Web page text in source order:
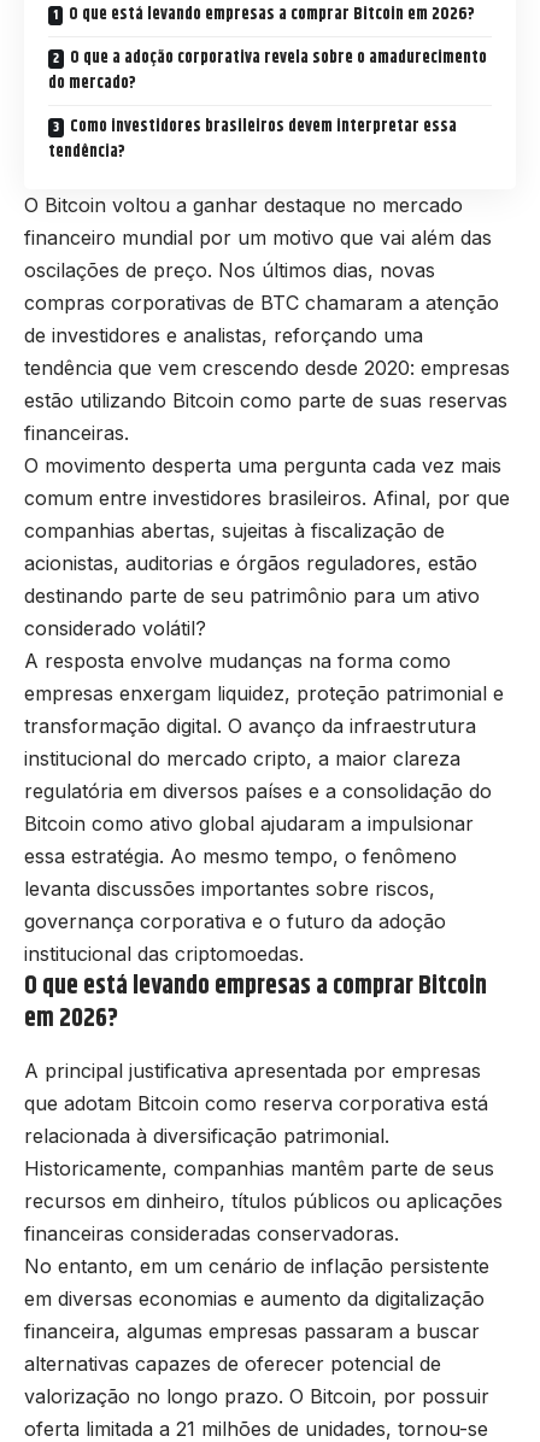
O que está levando empresas a comprar Bitcoin em 2026?
O que a adoção corporativa revela sobre o amadurecimento
do mercado?
Como investidores brasileiros devem interpretar essa
tendência?
O Bitcoin voltou a ganhar destaque no mercado
financeiro mundial por um motivo que vai além das
oscilações de preço. Nos últimos dias, novas
compras corporativas de BTC chamaram a atenção
de investidores e analistas, reforçando uma
tendência que vem crescendo desde 2020: empresas
estão utilizando Bitcoin como parte de suas reservas
financeiras.
O movimento desperta uma pergunta cada vez mais
comum entre investidores brasileiros. Afinal, por que
companhias abertas, sujeitas à fiscalização de
acionistas, auditorias e órgãos reguladores, estão
destinando parte de seu patrimônio para um ativo
considerado volátil?
A resposta envolve mudanças na forma como
empresas enxergam liquidez, proteção patrimonial e
transformação digital. O avanço da infraestrutura
institucional do mercado cripto, a maior clareza
regulatória em diversos países e a consolidação do
Bitcoin como ativo global ajudaram a impulsionar
essa estratégia. Ao mesmo tempo, o fenômeno
levanta discussões importantes sobre riscos,
governança corporativa e o futuro da adoção
institucional das criptomoedas.
O que está levando empresas a comprar Bitcoin
em 2026?
A principal justificativa apresentada por empresas
que adotam Bitcoin como reserva corporativa está
relacionada à diversificação patrimonial.
Historicamente, companhias mantêm parte de seus
recursos em dinheiro, títulos públicos ou aplicações
financeiras consideradas conservadoras.
No entanto, em um cenário de inflação persistente
em diversas economias e aumento da digitalização
financeira, algumas empresas passaram a buscar
alternativas capazes de oferecer potencial de
valorização no longo prazo. O Bitcoin, por possuir
oferta limitada a 21 milhões de unidades, tornou-se